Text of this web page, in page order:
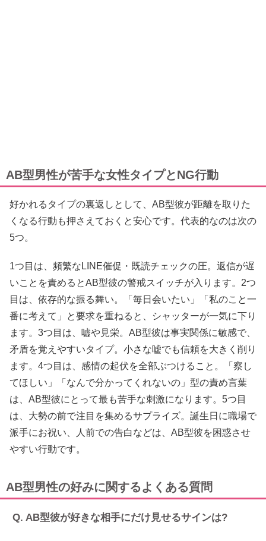
AB型男性が苦手な女性タイプとNG行動
好かれるタイプの裏返しとして、AB型彼が距離を取りた
くなる行動も押さえておくと安心です。代表的なのは次の
5つ。
1つ目は、頻繁なLINE催促・既読チェックの圧。返信が遅
いことを責めるとAB型彼の警戒スイッチが入ります。2つ
目は、依存的な振る舞い。「毎日会いたい」「私のこと一
番に考えて」と要求を重ねると、シャッターが一気に下り
ます。3つ目は、嘘や見栄。AB型彼は事実関係に敏感で、
矛盾を覚えやすいタイプ。小さな嘘でも信頼を大きく削り
ます。4つ目は、感情の起伏を全部ぶつけること。「察し
てほしい」「なんで分かってくれないの」型の責め言葉
は、AB型彼にとって最も苦手な刺激になります。5つ目
は、大勢の前で注目を集めるサプライズ。誕生日に職場で
派手にお祝い、人前での告白などは、AB型彼を困惑させ
やすい行動です。
AB型男性の好みに関するよくある質問
Q. AB型彼が好きな相手にだけ見せるサインは?